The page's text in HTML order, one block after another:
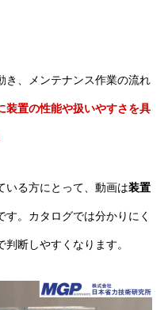
き、メンテナンス作業の流れ
装置の性能や扱いやすさを具
いる方にとって、動画は装置
す。カタログでは分かりにく
断しやすくなります。